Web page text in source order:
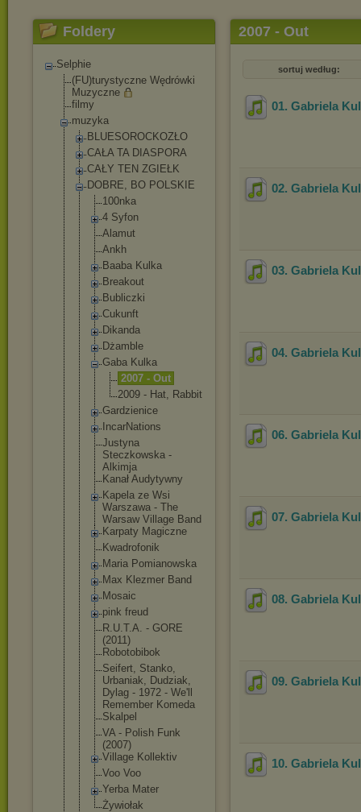
Foldery
Selphie
(FU)turystyczne Wędrówki
Muzyczne
filmy
muzyka
BLUESOROCKOZŁO
CAŁA TA DIASPORA
CAŁY TEN ZGIEŁK
DOBRE, BO POLSKIE
100nka
4 Syfon
Alamut
Ankh
Baaba Kulka
Breakout
Bubliczki
Cukunft
Dikanda
Dżamble
Gaba Kulka
2007 - Out
2009 - Hat, Rabbit
Gardzienice
IncarNations
Justyna
Steczkowska -
Alkimja
Kanał Audytywny
Kapela ze Wsi
Warszawa - The
Warsaw Village Band
Karpaty Magiczne
Kwadrofonik
Maria Pomianowska
Max Klezmer Band
Mosaic
pink freud
R.U.T.A. - GORE
(2011)
Robotobibok
Seifert, Stanko,
Urbaniak, Dudziak,
Dylag - 1972 - We'll
Remember Komeda
Skalpel
VA - Polish Funk
(2007)
Village Kollektiv
Voo Voo
Yerba Mater
Żywiołak
2007 - Out
sortuj według:
01. Gabriela
02. Gabriela
03. Gabriela
04. Gabriela
06. Gabriela
07. Gabriela
08. Gabriela
09. Gabriela
10. Gabriela